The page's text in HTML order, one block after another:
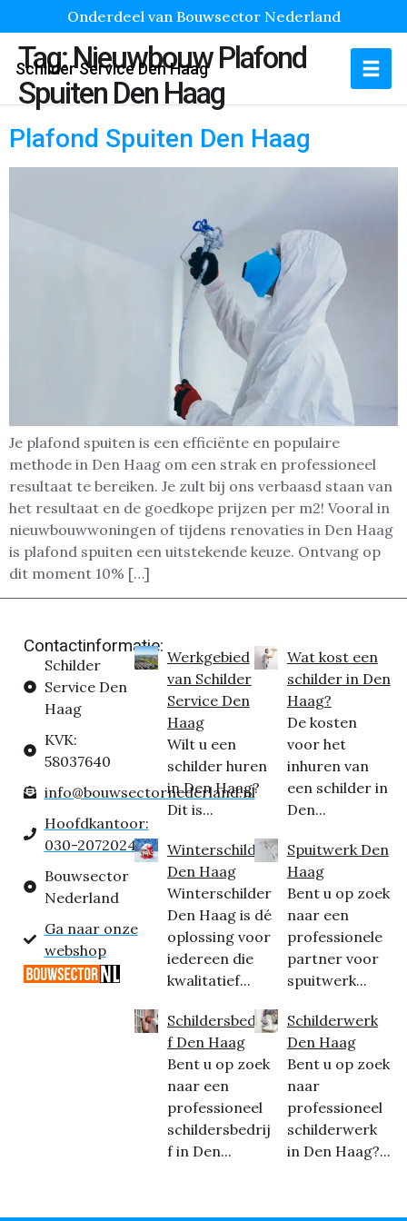
Onderdeel van Bouwsector Nederland
Schilder Service Den Haag
Tag:Nieuwbouw Plafond
Spuiten Den Haag
Plafond Spuiten Den Haag
Je plafond spuiten is een efficiënte en populaire
methode in Den Haag om een strak en professioneel
resultaat te bereiken. Je zult bij ons verbaasd staan van
het resultaat en de goedkope prijzen per m2! Vooral in
nieuwbouwwoningen of tijdens renovaties in Den Haag
is plafond spuiten een uitstekende keuze. Ontvang op
dit moment 10% […]
Contactinformatie:
Schilder
Service Den
Haag
KVK:
58037640
info@bouwsectornederland.nl
Hoofdkantoor:
030-2072024
Bouwsector
Nederland
Ga naar onze
webshop
Werkgebied
van Schilder
Service Den
Haag
Wilt u een
schilder huren
in Den Haag?
Dit is...
Winterschilder
Den Haag
Winterschilder
Den Haag is dé
oplossing voor
iedereen die
kwalitatief...
Schildersbedrij
f Den Haag
Bent u op zoek
naar een
professioneel
schildersbedrij
f in Den...
Wat kost een
schilder in Den
Haag?
De kosten
voor het
inhuren van
een schilder in
Den...
Spuitwerk Den
Haag
Bent u op zoek
naar een
professionele
partner voor
spuitwerk...
Schilderwerk
Den Haag
Bent u op zoek
naar
professioneel
schilderwerk
in Den Haag?...